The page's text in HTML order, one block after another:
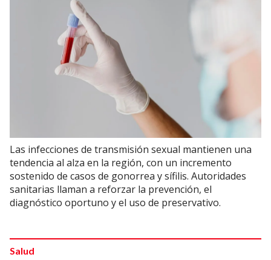
Las infecciones de transmisión sexual mantienen una
tendencia al alza en la región, con un incremento
sostenido de casos de gonorrea y sífilis. Autoridades
sanitarias llaman a reforzar la prevención, el
diagnóstico oportuno y el uso de preservativo.
Salud